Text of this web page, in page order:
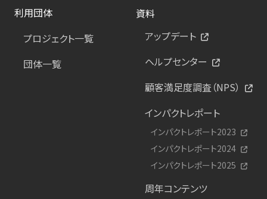
利用団体
プロジェクト一覧
団体一覧
資料
アップデート
ヘルプセンター
顧客満足度調査（NPS）
インパクトレポート
インパクトレポート2023
インパクトレポート2024
インパクトレポート2025
周年コンテンツ